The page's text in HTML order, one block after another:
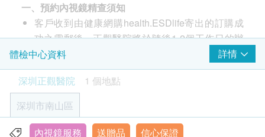
$1500 豐澤電子禮券
採血+血液檢查
身體機能評估
瀉粉使用指導 + 附屬贈品
麻醉
麻醉前評估
心電檢測
血管通路建立
由於國內/日本特約內視鏡專家均需提前溝通預約，無法即買即
用。若您確有此需求請事先與本院溝通，敬請諒解。
HK$3,300.0
C13幽門螺旋桿菌呼氣試驗
HK$143.0
免疫組化病理檢查
HK$1,100.0
2. 適用人群
18歲以上(高年齡受檢者需經醫生評估決定是否適用本
檢查。)
3. 預約與評估流程
購買後，正觀醫院將通過WhatsApp或電子郵件發
送線上問診表，請務必如實填寫。該問卷將用於初
步評估是否適合接受檢查，若信息不實可能導致評
一、預約內視鏡精查須知
客戶收到由健康網購health.ESDlife寄出的訂購成
功之電郵後，正觀醫院將於隨後1-2個工作日的辦
公時間內，與您取得聯繫(whatsAPP或郵件)。客
戶亦可至少提前1個工作天聯絡正觀醫院預約（聯
絡電話：+86 0755-86667687 ；微信：
Actview2025 whatsapp:65933831）。
客戶至現場後，正觀醫院工作人員會核對客戶的姓
名、出生年月日、手機號碼及健康網購
體檢中心資料
詳情
深圳正觀醫院
1 個地點
深圳市南山區
內視鏡服務 送贈品
信心保證